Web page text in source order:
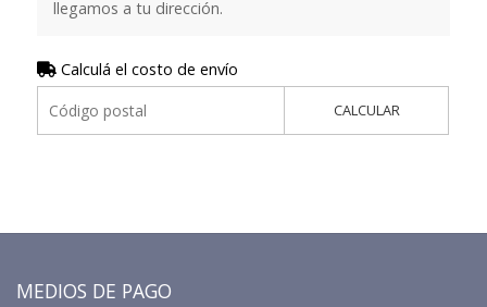
llegamos a tu dirección.
Calculá el costo de envío
CALCULAR
MEDIOS DE PAGO